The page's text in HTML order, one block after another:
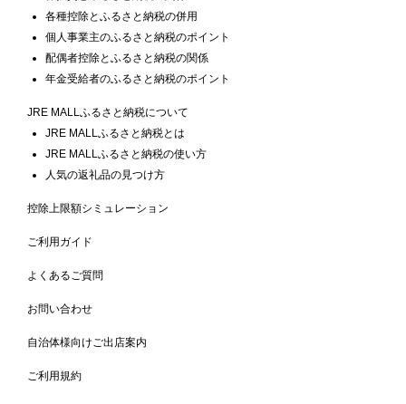
各種控除とふるさと納税の併用
個人事業主のふるさと納税のポイント
配偶者控除とふるさと納税の関係
年金受給者のふるさと納税のポイント
JRE MALLふるさと納税について
JRE MALLふるさと納税とは
JRE MALLふるさと納税の使い方
人気の返礼品の見つけ方
控除上限額シミュレーション
ご利用ガイド
よくあるご質問
お問い合わせ
自治体様向けご出店案内
ご利用規約